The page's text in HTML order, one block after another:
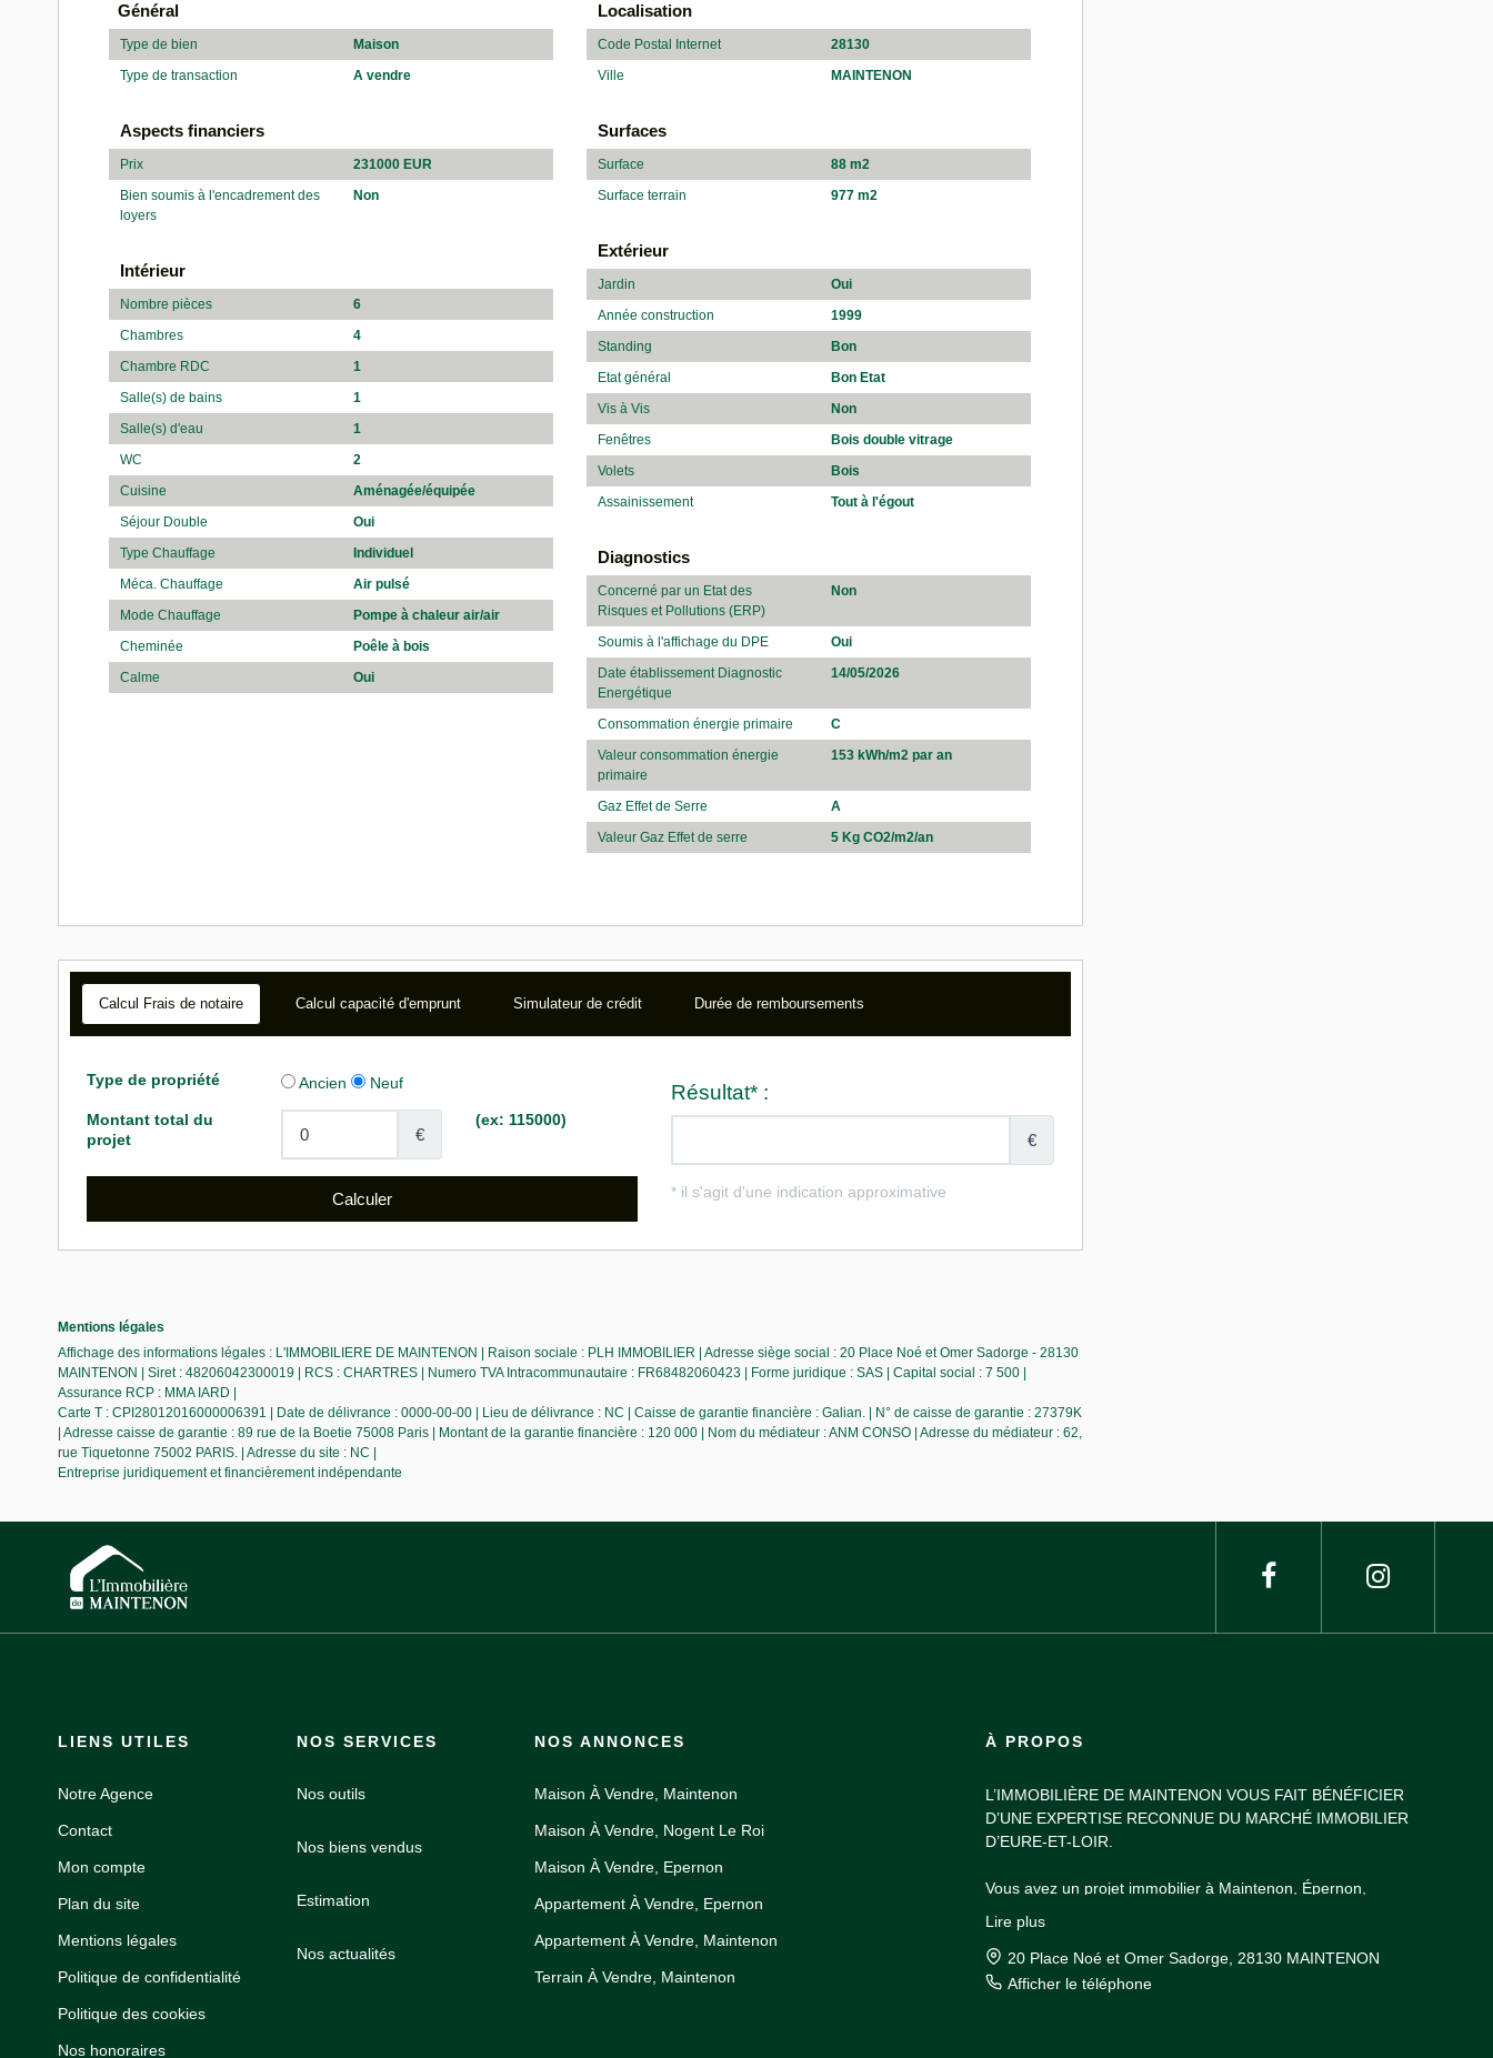
Général
Type de bien
Maison
Type de transaction
A vendre
Localisation
Code Postal Internet
28130
Ville
MAINTENON
Aspects financiers
Prix
231000 EUR
Bien soumis à l'encadrement des
loyers
Non
Surfaces
Surface
88 m2
Surface terrain
977 m2
Extérieur
Jardin
Oui
Année construction
1999
Standing
Bon
Etat général
Bon Etat
Vis à Vis
Non
Fenêtres
Bois double vitrage
Volets
Bois
Assainissement
Tout à l'égout
Intérieur
Nombre pièces
6
Chambres
4
Chambre RDC
1
Salle(s) de bains
1
Salle(s) d'eau
1
WC
2
Cuisine
Aménagée/équipée
Séjour Double
Oui
Type Chauffage
Individuel
Méca. Chauffage
Air pulsé
Mode Chauffage
Pompe à chaleur air/air
Cheminée
Poêle à bois
Calme
Oui
Diagnostics
Concerné par un Etat des
Risques et Pollutions (ERP)
Non
Soumis à l'affichage du DPE
Oui
Date établissement Diagnostic
Energétique
14/05/2026
Consommation énergie primaire
C
Valeur consommation énergie
primaire
153 kWh/m2 par an
Gaz Effet de Serre
A
Valeur Gaz Effet de serre
5 Kg CO2/m2/an
Calcul Frais de notaire Calcul capacité d'emprunt Simulateur de crédit Durée de remboursements
Mentions légales
Affichage des informations légales : L'IMMOBILIERE DE MAINTENON | Raison sociale : PLH IMMOBILIER | Adresse siège social : 20 Place Noé et Omer Sadorge - 28130
MAINTENON | Siret : 48206042300019 | RCS : CHARTRES | Numero TVA Intracommunautaire : FR68482060423 | Forme juridique : SAS | Capital social : 7 500 |
Assurance RCP : MMA IARD |
Carte T : CPI28012016000006391 | Date de délivrance : 0000-00-00 | Lieu de délivrance : NC | Caisse de garantie financière : Galian. | N° de caisse de garantie : 27379K
| Adresse caisse de garantie : 89 rue de la Boetie 75008 Paris | Montant de la garantie financière : 120 000 | Nom du médiateur : ANM CONSO | Adresse du médiateur : 62,
rue Tiquetonne 75002 PARIS. | Adresse du site : NC |
Entreprise juridiquement et financièrement indépendante
LIENS UTILES
Notre Agence
Contact
Mon compte
Plan du site
Mentions légales
Politique de confidentialité
Politique des cookies
Nos honoraires
NOS SERVICES
Nos outils
Nos biens vendus
Estimation
Nos actualités
NOS ANNONCES
Maison À Vendre, Maintenon
Maison À Vendre, Nogent Le Roi
Maison À Vendre, Epernon
Appartement À Vendre, Epernon
Appartement À Vendre, Maintenon
Terrain À Vendre, Maintenon
À PROPOS
L’IMMOBILIÈRE DE MAINTENON VOUS FAIT BÉNÉFICIER
D’UNE EXPERTISE RECONNUE DU MARCHÉ IMMOBILIER
D’EURE-ET-LOIR.
Vous avez un projet immobilier à Maintenon, Épernon,
environs de Rambouillet ? Venez découvrir notre sélection
d’annonces en vitrine dans notre agence du centre-ville de
Maintenon.
Lire plus
20 Place Noé et Omer Sadorge, 28130 MAINTENON
Afficher le téléphone